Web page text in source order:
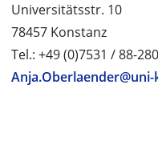
Universitätsstr. 10
78457 Konstanz
Tel.: +49 (0)7531 / 88-